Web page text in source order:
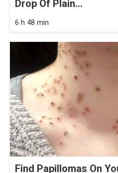
Drop Of Plain...
6 h 48 min
Find Papillomas On